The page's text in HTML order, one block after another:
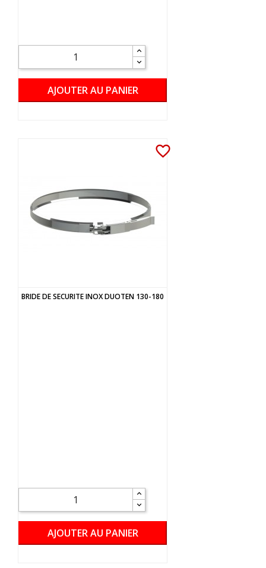
AJOUTER AU PANIER
favorite_border
BRIDE DE SECURITE INOX DUOTEN 130-180
AJOUTER AU PANIER